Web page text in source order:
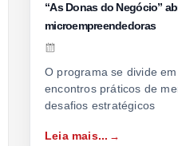
“As Donas do Negócio”
microempreendedoras
O programa se divide
encontros práticos de
desafios estratégicos
Leia mais...